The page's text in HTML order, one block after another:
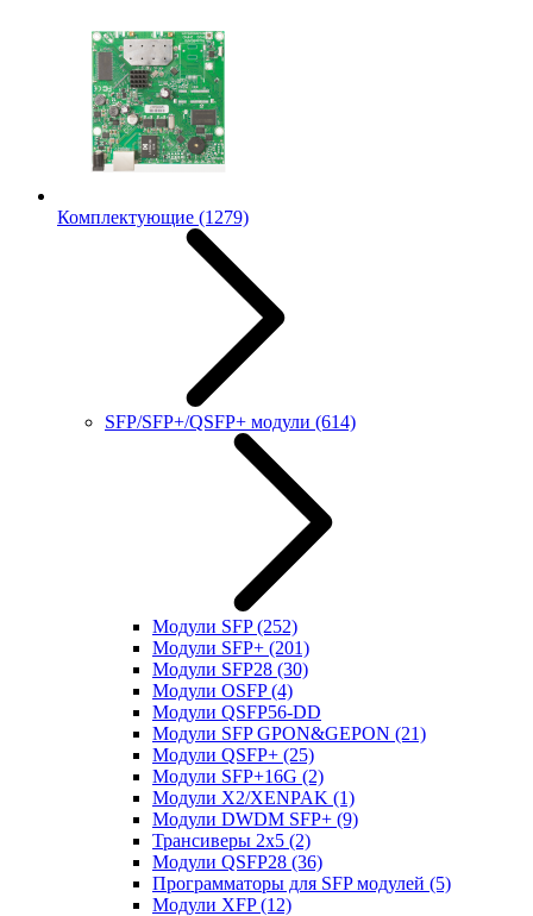
Комплектующие (1279)
SFP/SFP+/QSFP+ модули (614)
Модули SFP(252)
Модули SFP+ (201)
Модули SFP28 (30)
Модули OSFP(4)
Модули QSFP56-DD
Модули SFP GPON&GEPON (21)
Модули QSFP+ (25)
Модули SFP+16G (2)
Модули X2/XENPAK (1)
Модули DWDM SFP+ (9)
Трансиверы 2x5 (2)
Модули QSFP28 (36)
Программаторы для SFP модулей (5)
Модули XFP(12)